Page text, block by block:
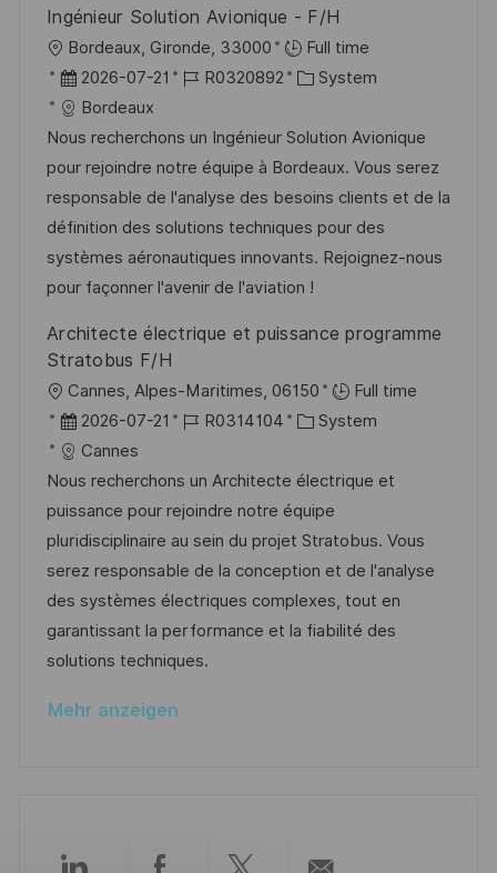
u
n
g
r
ö
f
f
e
n
t
l
i
c
h
u
n
g
Ingénieur Solution Avionique - F/H
O
r
t
Bordeaux, Gironde, 33000
Full time
D
a
t
u
m
d
e
r
e
f
f
u
2026-07-21
J
b
-
I
D
R0320892
K
t
e
g
o
r
i
System
Bordeaux
Nous recherchons un Ingénieur Solution Avionique
pour rejoindre notre équipe à Bordeaux. Vous serez
responsable de l'analyse des besoins clients et de la
définition des solutions techniques pour des
systèmes aéronautiques innovants. Rejoignez-nous
pour façonner l'avenir de l'aviation !
Architecte électrique et puissance programme
Stratobus F/H
O
r
t
Cannes, Alpes-Maritimes, 06150
Full time
D
a
t
u
m
d
e
r
V
r
2026-07-21
J
b
-
I
D
R0314104
K
t
e
g
o
r
i
System
Cannes
Nous recherchons un Architecte électrique et
puissance pour rejoindre notre équipe
pluridisciplinaire au sein du projet Stratobus. Vous
serez responsable de la conception et de l'analyse
des systèmes électriques complexes, tout en
garantissant la performance et la fiabilité des
solutions techniques.
Mehr anzeigen